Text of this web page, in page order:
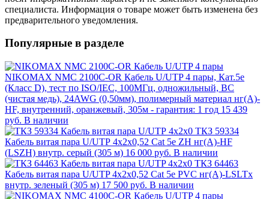
специалиста. Информация о товаре может быть изменена без
предварительного уведомления.
Популярные в разделе
NIKOMAX NMC 2100C-OR Кабель U/UTP 4 пары, Кат.5e
(Класс D), тест по ISO/IEC, 100МГц, одножильный, BC
(чистая медь), 24AWG (0,50мм), полимерный материал нг(А)-
HF, внутренний, оранжевый, 305м - гарантия: 1 год 15 439
руб. В наличии
ТКЗ 59334
Кабель витая пара U/UTР 4х2х0,52 Cat 5e ZH нг(А)-HF
(LSZH) внутр. серый (305 м) 16 000 руб. В наличии
ТКЗ 64463
Кабель витая пара U/UTP 4х2х0,52 Cat 5e PVC нг(А)-LSLTx
внутр. зеленый (305 м) 17 500 руб. В наличии